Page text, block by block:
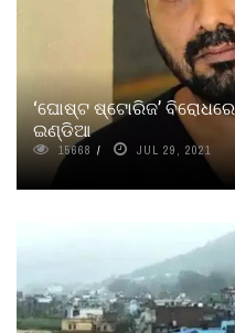
‘ଘୋଷ୍ଟ ଷ୍ଟୋରିଜ’
ଇଣ୍ଡିଆ
15668 JUL 29, 2021